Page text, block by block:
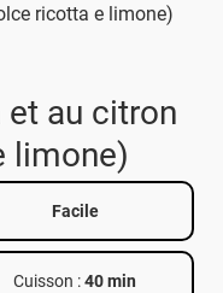
au citron
limone)
Facile
Cuisson :40 min